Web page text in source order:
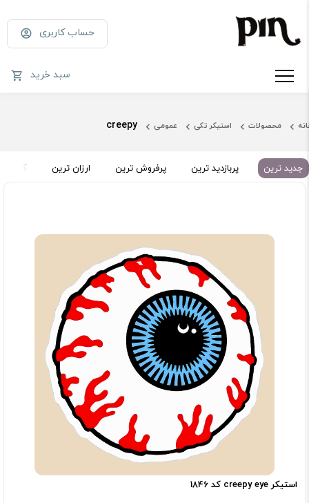
حساب کاربری
سبد خرید
محصولات استیکر تکی عمومی creepy
جدید ترین پربازدید ترین پرفروش ترین ارزان ترین گران
استیکر creepy eye کد 1846